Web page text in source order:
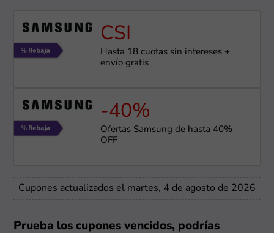
CSI
Hasta 18 cuotas sin intereses +
envío gratis
-40%
Ofertas Samsung de hasta 40%
OFF
Cupones actualizados el martes, 4 de agosto de 2026
Prueba los cupones vencidos, podrías